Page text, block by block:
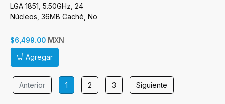
LGA 1851, 5.50GHz, 24
Núcleos, 36MB Caché, No
Series 2 Arrow Lake
$6,499.00 MXN
Agregar
Anterior 1 2 3 Siguiente